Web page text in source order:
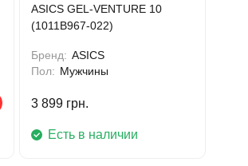
ASICS GEL-VENTURE 10
(1011B967-022)
Бренд: ASICS
Пол: Мужчины
3 899 грн.
Есть в наличии